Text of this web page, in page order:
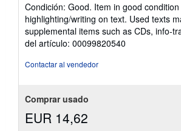
vendedor:
5
de
5
Condición: Good. Item in good
highlighting/writing on text. Used texts
supplemental items such as CDs, info-
del artículo: 00099820540
Contactar al vendedor
Comprar usado
EUR 14,62